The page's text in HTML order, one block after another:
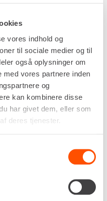
vores indhold og
til sociale medier og til
også oplysninger om
vores partnere inden
og
kan kombinere disse
har givet dem, eller som
deres tjenester.
informationer
brug
den sikre løsning, når
maskiner eller
arbejdspladser. Den
en trailer, der bare
der gør læsning,